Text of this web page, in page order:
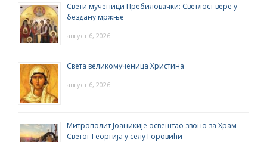
Свети мученици Пребиловачки: Светлост вере у
бездану мржње
август 6, 2026
Света великомученица Христина
август 6, 2026
Митрополит Јоаникије освештао звоно за Храм
Светог Георгија у селу Горовићи